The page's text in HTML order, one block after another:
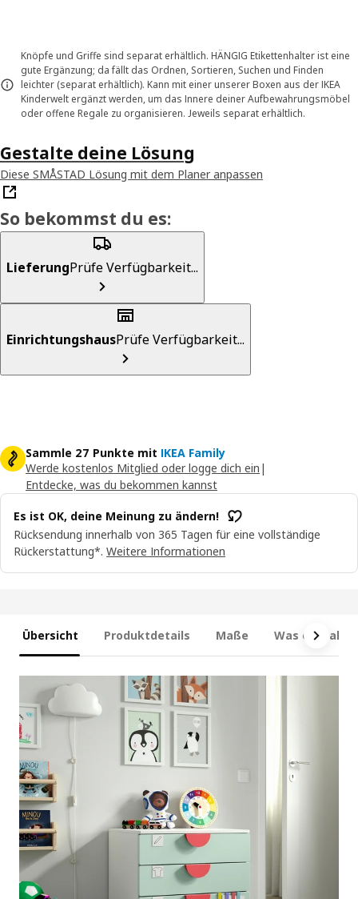
Knöpfe und Griffe sind separat erhältlich. HÄNGIG Etikettenhalter ist eine
gute Ergänzung; da fällt das Ordnen, Sortieren, Suchen und Finden
leichter (separat erhältlich). Kann mit einer unserer Boxen aus der IKEA
Kinderwelt ergänzt werden, um das Innere deiner Aufbewahrungsmöbel
oder offene Regale zu organisieren. Jeweils separat erhältlich.
Gestalte deine Lösung
Diese SMÅSTAD Lösung mit dem Planer anpassen
So bekommst du es:
LieferungPrüfe Verfügbarkeit...
EinrichtungshausPrüfe Verfügbarkeit...
Sammle 27 Punkte mit IKEA Family
Werde kostenlos Mitglied oder logge dich ein |
Entdecke, was du bekommen kannst
Es ist OK, deine Meinung zu ändern!
Rücksendung innerhalb von 365 Tagen für eine vollständige
Rückerstattung*. Weitere Informationen
Übersicht Produktdetails Maße Was